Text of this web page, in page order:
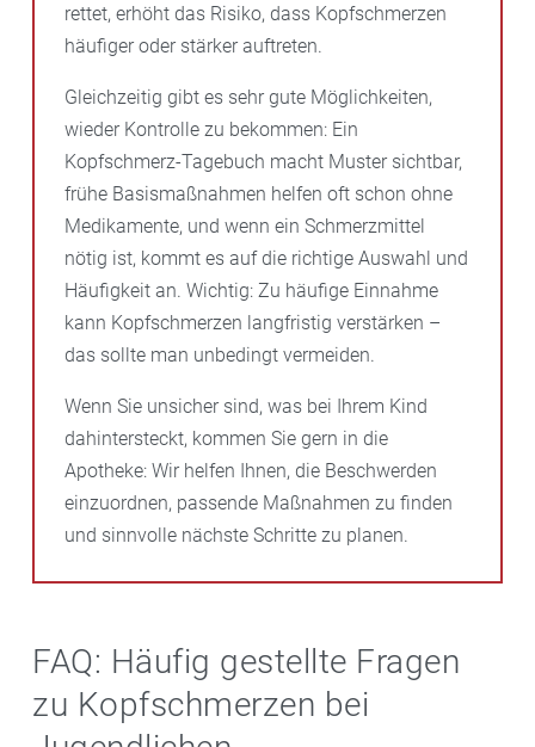
rettet, erhöht das Risiko, dass Kopfschmerzen
häufiger oder stärker auftreten.
Gleichzeitig gibt es sehr gute Möglichkeiten,
wieder Kontrolle zu bekommen: Ein
Kopfschmerz-Tagebuch macht Muster sichtbar,
frühe Basismaßnahmen helfen oft schon ohne
Medikamente, und wenn ein Schmerzmittel
nötig ist, kommt es auf die richtige Auswahl und
Häufigkeit an. Wichtig: Zu häufige Einnahme
kann Kopfschmerzen langfristig verstärken –
das sollte man unbedingt vermeiden.
Wenn Sie unsicher sind, was bei Ihrem Kind
dahintersteckt, kommen Sie gern in die
Apotheke: Wir helfen Ihnen, die Beschwerden
einzuordnen, passende Maßnahmen zu finden
und sinnvolle nächste Schritte zu planen.
FAQ: Häufig gestellte Fragen
zu Kopfschmerzen bei